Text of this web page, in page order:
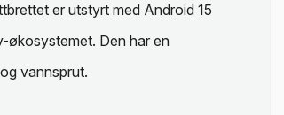
er utstyrt med Android 15
økosystemet. Den har en
vannsprut.